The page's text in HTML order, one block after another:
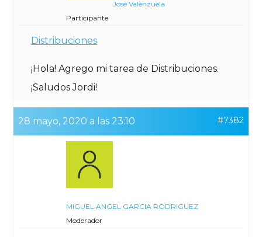
Jose Valenzuela
Participante
Distribuciones
¡Hola! Agrego mi tarea de Distribuciones.
¡Saludos Jordi!
28 mayo, 2020 a las 23:10 #7382
MIGUEL ANGEL GARCIA RODRIGUEZ
Moderador